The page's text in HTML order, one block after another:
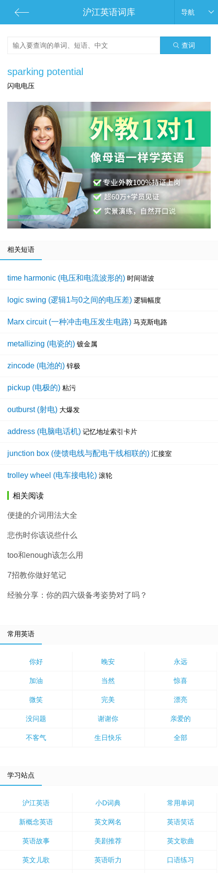
沪江英语词库 导航
查词
sparking potential
闪电电压
相关短语
time harmonic (电压和电流波形的) 时间谐波
logic swing (逻辑1与0之间的电压差) 逻辑幅度
Marx circuit (一种冲击电压发生电路) 马克斯电路
metallizing (电瓷的) 镀金属
zincode (电池的) 锌极
pickup (电极的) 粘污
outburst (射电) 大爆发
address (电脑电话机) 记忆地址索引卡片
junction box (使馈电线与配电干线相联的) 汇接室
trolley wheel (电车接电轮) 滚轮
相关阅读
便捷的介词用法大全
悲伤时你该说些什么
too和enough该怎么用
7招教你做好笔记
经验分享：你的四六级备考姿势对了吗？
常用英语
你好 晚安 永远
加油 当然 惊喜
微笑 完美 漂亮
没问题 谢谢你 亲爱的
不客气 生日快乐 全部
学习站点
沪江英语 小D词典 常用单词
新概念英语 英文网名 英语笑话
英语故事 美剧推荐 英文歌曲
英文儿歌 英语听力 口语练习